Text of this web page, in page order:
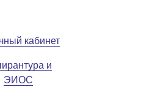
кабинет
и
ЭИОС